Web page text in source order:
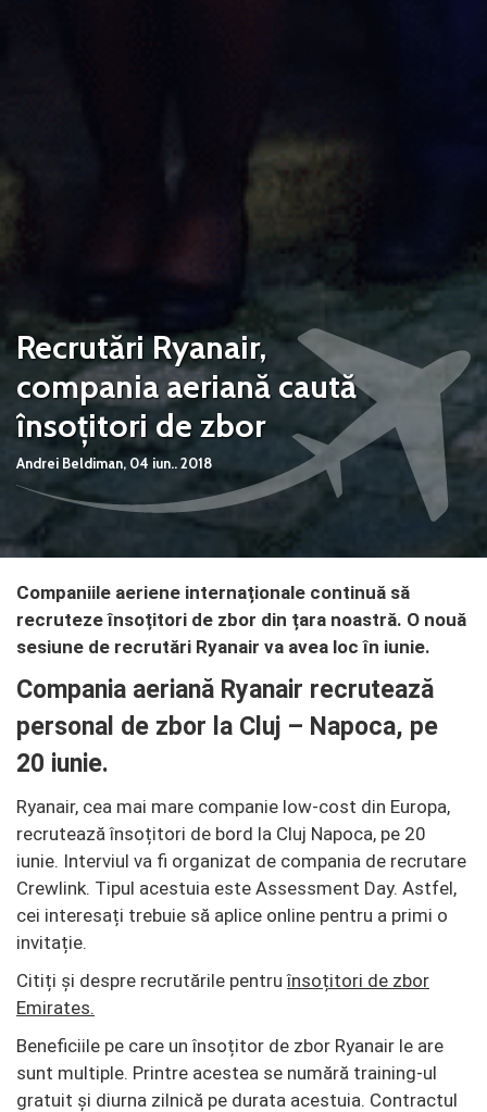
Recrutări Ryanair,
compania aeriană caută
însoțitori de zbor
Andrei Beldiman, 04 iun.. 2018
Companiile aeriene internaționale continuă să
recruteze însoțitori de zbor din țara noastră. O nouă
sesiune de recrutări Ryanair va avea loc în iunie.
Compania aeriană Ryanair recrutează
personal de zbor la Cluj – Napoca, pe
20 iunie.
Ryanair, cea mai mare companie low-cost din Europa,
recrutează însoțitori de bord la Cluj Napoca, pe 20
iunie. Interviul va fi organizat de compania de recrutare
Crewlink. Tipul acestuia este Assessment Day. Astfel,
cei interesați trebuie să aplice online pentru a primi o
invitație.
Citiți și despre recrutările pentruînsoțitori de zbor
Emirates.
Beneficiile pe care un însoțitor de zbor Ryanair le are
sunt multiple. Printre acestea se numără training-ul
gratuit și diurna zilnică pe durata acestuia. Contractul